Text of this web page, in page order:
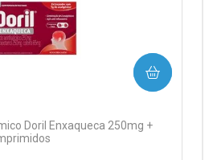
Doril Enxaqueca 250mg +
COMPRAR